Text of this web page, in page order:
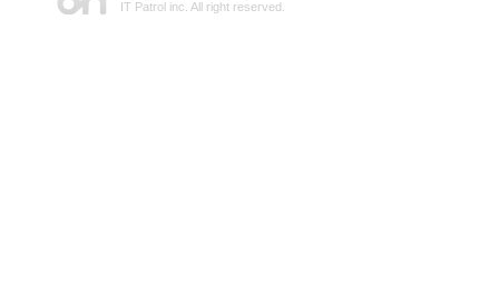
IT Patrol inc. All right reserved.